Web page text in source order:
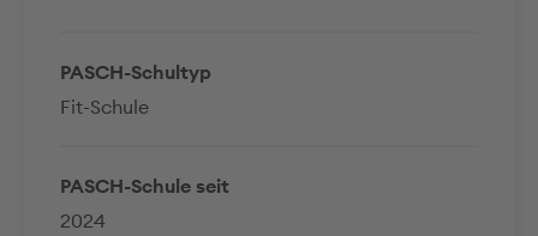
PASCH-Schultyp
Fit-Schule
PASCH-Schule seit
2024